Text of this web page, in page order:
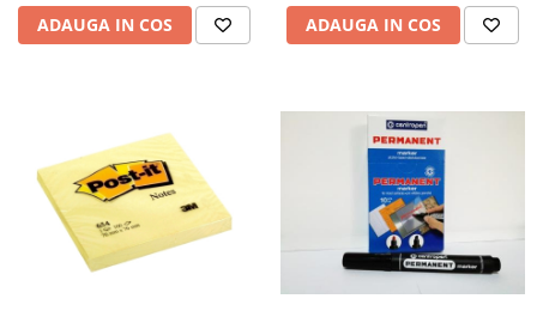
ADAUGA IN COS ADAUGA IN COS